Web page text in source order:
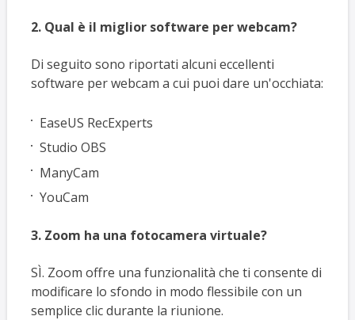
2. Qual è il miglior software per webcam?
Di seguito sono riportati alcuni eccellenti
software per webcam a cui puoi dare un'occhiata:
EaseUS RecExperts
Studio OBS
ManyCam
YouCam
3. Zoom ha una fotocamera virtuale?
SÌ. Zoom offre una funzionalità che ti consente di
modificare lo sfondo in modo flessibile con un
semplice clic durante la riunione.